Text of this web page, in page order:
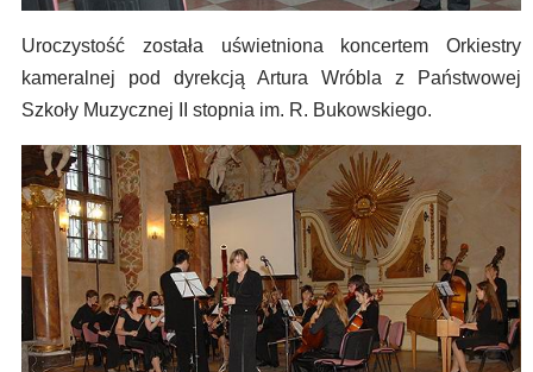
Uroczystość została uświetniona koncertem Orkiestry
kameralnej pod dyrekcją Artura Wróbla z Państwowej
Szkoły Muzycznej II stopnia im. R. Bukowskiego.